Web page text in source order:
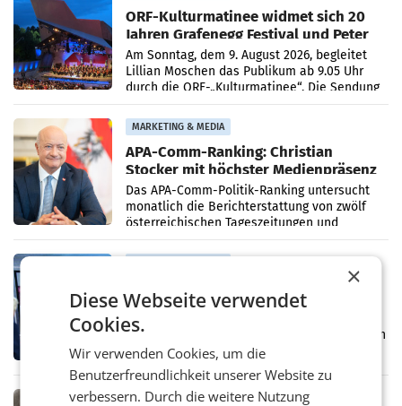
ORF-Kulturmatinee widmet sich 20
Jahren Grafenegg Festival und Peter
Simonischek
Am Sonntag, dem 9. August 2026, begleitet
Lillian Moschen das Publikum ab 9.05 Uhr
durch die ORF-„Kulturmatinee“. Die Sendung
startet mit der Dokumentation „20 Jahre
Grafenegg
MARKETING & MEDIA
APA-Comm-Ranking: Christian
Stocker mit höchster Medienpräsenz
im Juli
Das APA-Comm-Politik-Ranking untersucht
monatlich die Berichterstattung von zwölf
österreichischen Tageszeitungen und
analysiert, welche Politikerinnen und
Politiker Österreichs die
Prozess zu Warner-Übernahme erst
im März 2027
LOS ANGELES Die geplante Übernahme des
Hollywood-Urgesteins Warner Brothers durch
den Rivalen Paramount wird noch lange in
der Schwebe bleiben. Eine Richterin setzte
den Prozess zu
MARKETING & MEDIA
×
Diese Webseite verwendet
Cookies.
Wir verwenden Cookies, um die
Benutzerfreundlichkeit unserer Website zu
verbessern. Durch die weitere Nutzung